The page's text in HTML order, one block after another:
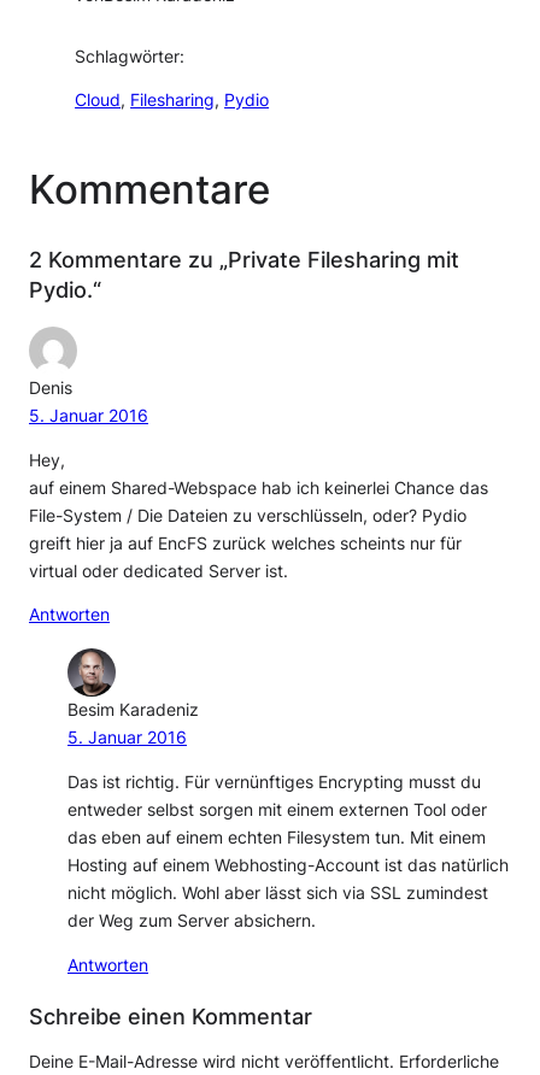
Schlagwörter:
Cloud, Filesharing, Pydio
Kommentare
2 Kommentare zu „Private Filesharing mit
Pydio.“
Denis
5. Januar 2016
Hey,
auf einem Shared-Webspace hab ich keinerlei Chance das
File-System / Die Dateien zu verschlüsseln, oder? Pydio
greift hier ja auf EncFS zurück welches scheints nur für
virtual oder dedicated Server ist.
Antworten
Besim Karadeniz
5. Januar 2016
Das ist richtig. Für vernünftiges Encrypting musst du
entweder selbst sorgen mit einem externen Tool oder
das eben auf einem echten Filesystem tun. Mit einem
Hosting auf einem Webhosting-Account ist das natürlich
nicht möglich. Wohl aber lässt sich via SSL zumindest
der Weg zum Server absichern.
Antworten
Schreibe einen Kommentar
Deine E-Mail-Adresse wird nicht veröffentlicht. Erforderliche